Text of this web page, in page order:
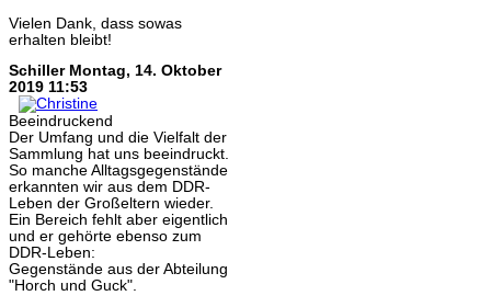
Vielen Dank, dass sowas
erhalten bleibt!
Schiller Montag, 14. Oktober
2019 11:53
Beeindruckend
Der Umfang und die Vielfalt der
Sammlung hat uns beeindruckt.
So manche Alltagsgegenstände
erkannten wir aus dem DDR-
Leben der Großeltern wieder.
Ein Bereich fehlt aber eigentlich
und er gehörte ebenso zum
DDR-Leben:
Gegenstände aus der Abteilung
"Horch und Guck".